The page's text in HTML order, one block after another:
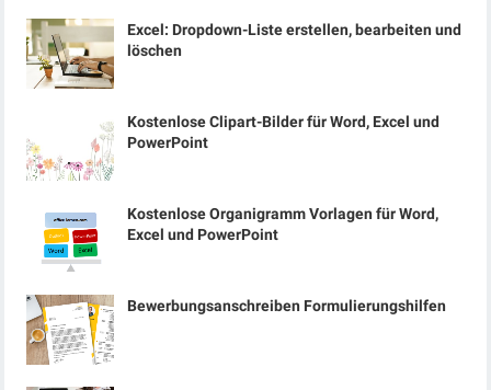
Excel: Dropdown-Liste erstellen, bearbeiten und
löschen
Kostenlose Clipart-Bilder für Word, Excel und
PowerPoint
Kostenlose Organigramm Vorlagen für Word,
Excel und PowerPoint
Bewerbungsanschreiben Formulierungshilfen